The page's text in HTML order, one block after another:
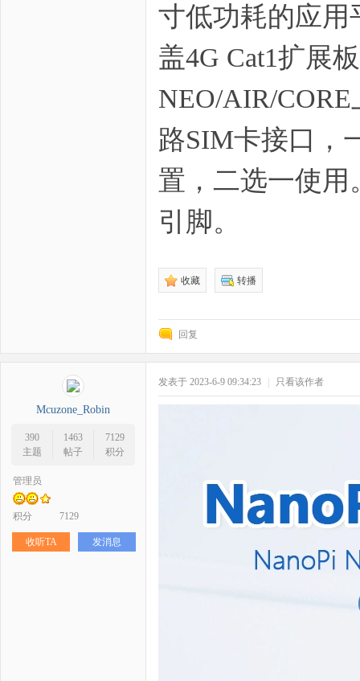
寸低功耗的应用
盖4G Cat1扩展
NEO/AIR/
路SIM卡接口，
置，二选一使用
引脚。
收藏 转播
回复
Mcuzone_Robin
390
主题
1463
帖子
7129
积分
管理员
积分 7129
收听TA 发消息
发表于 2023-6-9 09:34:23 只看该作者